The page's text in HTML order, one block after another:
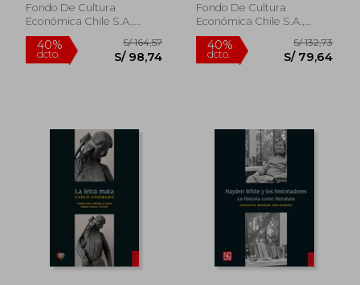
Fondo De Cultura
Económica Chile S.A.,
2023, Tapa Blanda, Nuevo
Fondo De Cultura
Económica Chile S.A.,
2024, 1 Edición, Tapa
Blanda, Nuevo